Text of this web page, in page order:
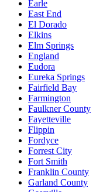
Earle
East End
El Dorado
Elkins
Elm Springs
England
Eudora
Eureka Springs
Fairfield Bay
Farmington
Faulkner County
Fayetteville
Flippin
Fordyce
Forrest City
Fort Smith
Franklin County
Garland County